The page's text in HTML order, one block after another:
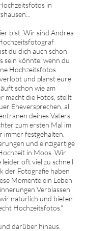
in
bist. Wir sind Andrea
du dich auch schon
sein könnte, wenn du
Hochzeitsfotos
und planst eure
schon wie am
macht die Fotos, stellt
Eheversprechen, all
deines Vaters,
zum ersten Mal im
festgehalten.
und einzigartige
in Moos. Wir
oft viel zu schnell
der Fotografie haben
Momente ein Leben
Verblassen
natürlich und bieten
Hochzeitsfotos."
darüber hinaus.